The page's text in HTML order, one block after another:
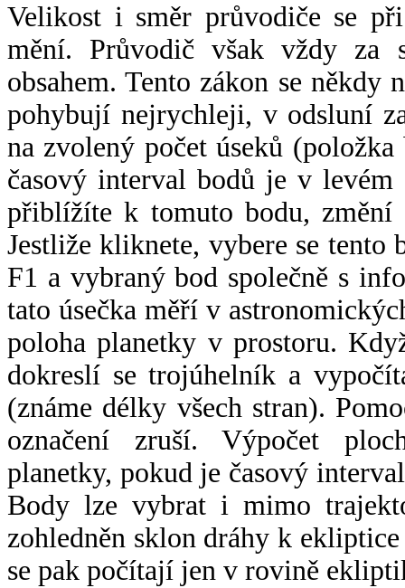
Velikost i směr průvodiče se
mění. Průvodič však vždy za
obsahem. Tento zákon se někdy
pohybují nejrychleji, v odsluní
na zvolený počet úseků
časový interval bodů je v
přiblížíte k tomuto bodu,
Jestliže kliknete, vybere se tento
F1 a vybraný bod společně s
tato úsečka měří v
poloha planetky v prostoru.
dokreslí se trojúhelník a
(známe délky všech stran).
označení zruší. Výpočet
planetky, pokud je časový
Body lze vybrat i mimo
zohledněn sklon dráhy k
se pak počítají jen v rovině